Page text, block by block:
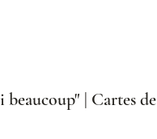
| Cartes de